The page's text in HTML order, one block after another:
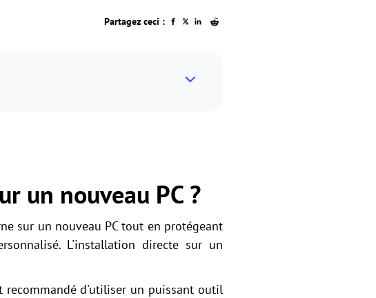
Partagez ceci :
un nouveau PC ?
sur un nouveau PC tout en protégeant
L'installation directe sur un
recommandé d'utiliser un puissant outil